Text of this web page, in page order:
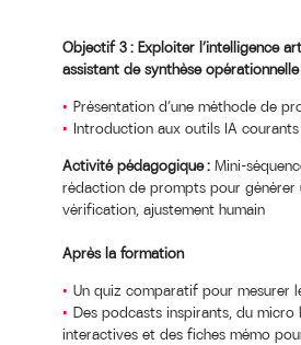
Objectif 3 : Exploiter l’intelligence
assistant de synthèse opérationnelle
Présentation d’une méthode de
Introduction aux outils IA
Activité pédagogique : Mini-
rédaction de prompts pour générer
vérification, ajustement humain
Après la formation
Un quiz comparatif pour mesurer
Des podcasts inspirants, du micro
interactives et des fiches mémo